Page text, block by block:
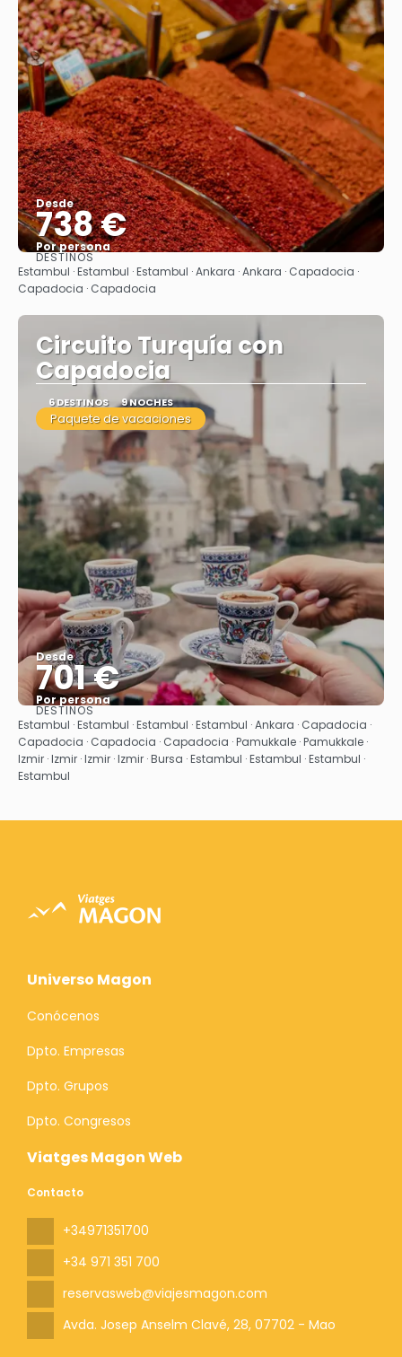
Desde
738 €
Por persona
Ver
DESTINOS
Estambul · Estambul · Estambul · Ankara · Ankara · Capadocia ·
Capadocia · Capadocia
Circuito Turquía con
Capadocia
6 DESTINOS 9 NOCHES
Paquete de vacaciones
Desde
701 €
Por persona
Ver
DESTINOS
Estambul · Estambul · Estambul · Estambul · Ankara · Capadocia ·
Capadocia · Capadocia · Capadocia · Pamukkale · Pamukkale ·
Izmir · Izmir · Izmir · Izmir · Bursa · Estambul · Estambul · Estambul ·
Estambul
Viatges Magon Web
Contacto
+34971351700
+34 971 351 700
reservasweb@viajesmagon.com
Avda. Josep Anselm Clavé, 28, 07702 - Mao
Universo Magon
Conócenos
Dpto. Empresas
Dpto. Grupos
Dpto. Congresos